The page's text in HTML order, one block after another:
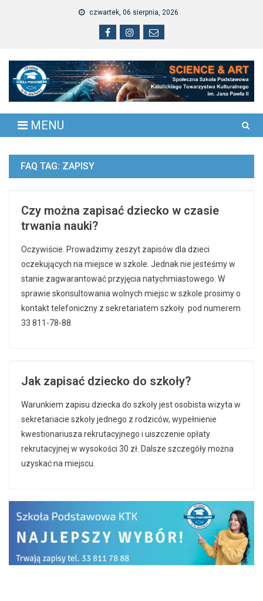
czwartek, 06 sierpnia, 2026
MENU
FAQ TAG: ZAPISY
Czy można zapisać dziecko w czasie
trwania nauki?
Oczywiście. Prowadzimy zeszyt zapisów dla dzieci
oczekujących na miejsce w szkole. Jednak nie jesteśmy w
stanie zagwarantować przyjęcia natychmiastowego. W
sprawie skonsultowania wolnych miejsc w szkole prosimy o
kontakt telefoniczny z sekretariatem szkoły pod numerem
33 811-78-88
Jak zapisać dziecko do szkoły?
Warunkiem zapisu dziecka do szkoły jest osobista wizyta w
sekretariacie szkoły jednego z rodziców, wypełnienie
kwestionariusza rekrutacyjnego i uiszczenie opłaty
rekrutacyjnej w wysokości 30 zł. Dalsze szczegóły można
uzyskać na miejscu.